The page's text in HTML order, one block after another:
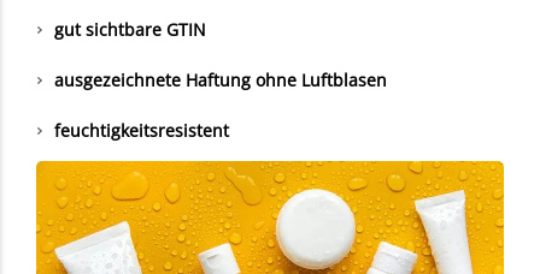
gut sichtbare GTIN
ausgezeichnete Haftung ohne Luftblasen
feuchtigkeitsresistent